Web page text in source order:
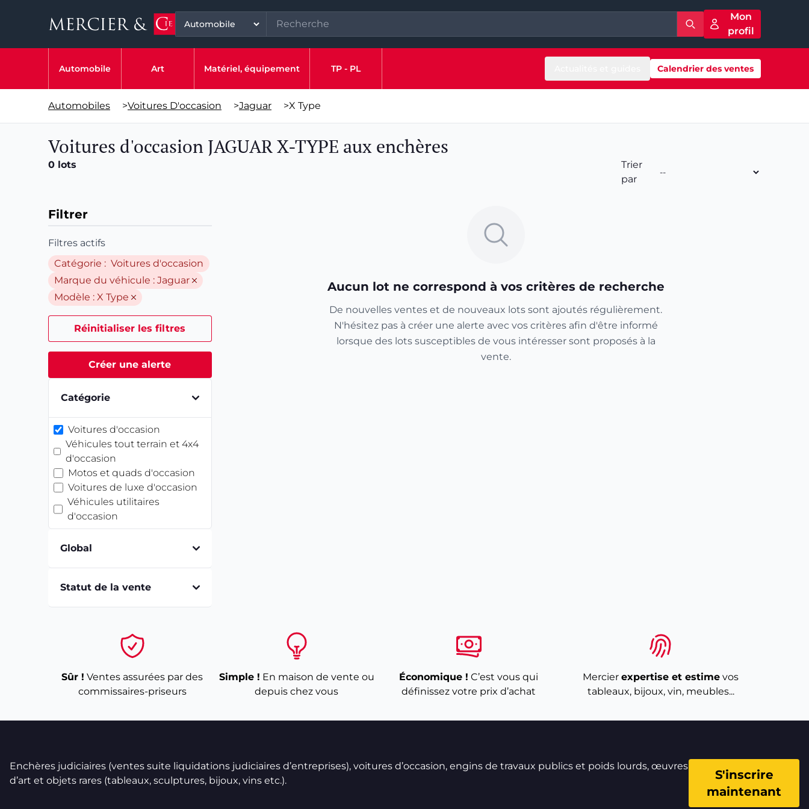
Mon
profil
Automobile Art Matériel, équipement TP - PL Calendrier des ventes
Automobiles >Voitures D'occasion >Jaguar >X Type
Voitures d'occasion JAGUAR X-TYPE aux enchères
0 lots
Trier
par
Filtrer
Filtres actifs
Catégorie : Voitures d'occasion
Marque du véhicule : Jaguar
Modèle : X Type
Réinitialiser les filtres
Créer une alerte
Catégorie
Voitures d'occasion
Véhicules tout terrain et 4x4
d'occasion
Motos et quads d'occasion
Voitures de luxe d'occasion
Véhicules utilitaires
d'occasion
Global
Statut de la vente
Aucun lot ne correspond à vos critères de recherche
De nouvelles ventes et de nouveaux lots sont ajoutés régulièrement.
N'hésitez pas à créer une alerte avec vos critères afin d'être informé
lorsque des lots susceptibles de vous intéresser sont proposés à la
vente.
Sûr ! Ventes assurées par des
commissaires-priseurs
Simple ! En maison de vente ou
depuis chez vous
Économique ! C’est vous qui
définissez votre prix d’achat
Mercier expertise et estime vos
tableaux, bijoux, vin, meubles...
Enchères judiciaires (ventes suite liquidations judiciaires d’entreprises), voitures d’occasion, engins de travaux publics et poids lourds, œuvres
d’art et objets rares (tableaux, sculptures, bijoux, vins etc.).
S'inscrire
maintenant